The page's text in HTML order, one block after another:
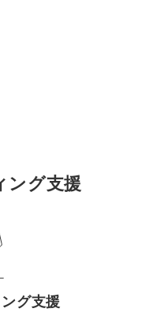
ング支援
グ支援